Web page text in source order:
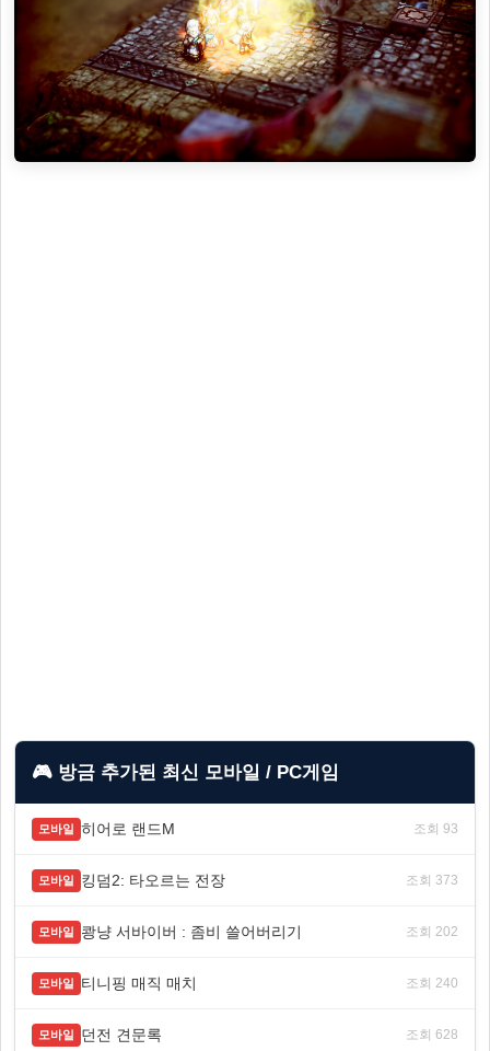
🎮 방금 추가된 최신 모바일 / PC게임
모바일 히어로 랜드M 조회 93
모바일 킹덤2: 타오르는 전장 조회 373
모바일 쾅냥 서바이버 : 좀비 쓸어버리기 조회 202
모바일 티니핑 매직 매치 조회 240
모바일 던전 견문록 조회 628